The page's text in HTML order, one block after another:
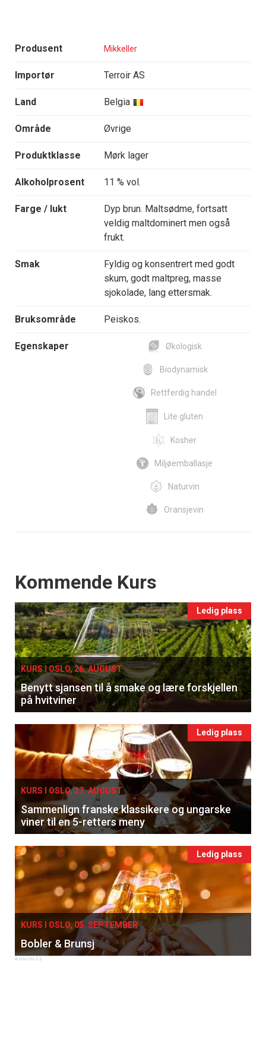
Produsent Mikkeller
Importør Terroir AS
Land Belgia
Område Øvrige
Produktklasse Mørk lager
Alkoholprosent 11 % vol.
Farge / lukt
Dyp brun. Maltsødme, fortsatt
veldig maltdominert men også
frukt.
Smak
Fyldig og konsentrert med godt
skum, godt maltpreg, masse
sjokolade, lang ettersmak.
Bruksområde Peiskos.
Egenskaper Økologisk
Biodynamisk
Rettferdig handel
Lite gluten
Kosher
Miljøemballasje
Naturvin
Oransjevin
Events
Kommende Kurs
Ledig plass
KURS I OSLO, 26. AUGUST
Benytt sjansen til å smake og lære forskjellen
på hvitviner
Ledig plass
KURS I OSLO, 27. AUGUST
Sammenlign franske klassikere og ungarske
viner til en 5-retters meny
Ledig plass
KURS I OSLO, 05. SEPTEMBER
Bobler & Brunsj